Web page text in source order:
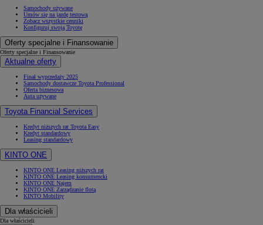
Samochody używane
Umów się na jazdę testową
Zobacz wszystkie cenniki
Konfiguruj swoją Toyotę
Oferty specjalne i Finansowanie
Oferty specjalne i Finansowanie
Aktualne oferty
Finał wyprzedaży 2025
Samochody dostawcze Toyota Professional
Oferta biznesowa
Auta używane
Toyota Financial Services
Kredyt niższych rat Toyota Easy
Kredyt standardowy
Leasing standardowy
KINTO ONE
KINTO ONE Leasing niższych rat
KINTO ONE Leasing konsumencki
KINTO ONE Najem
KINTO ONE Zarządzanie flotą
KINTO Mobility
Dla właścicieli
Dla właścicieli